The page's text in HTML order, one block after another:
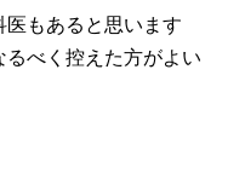
もあると思います
べく控えた方がよい